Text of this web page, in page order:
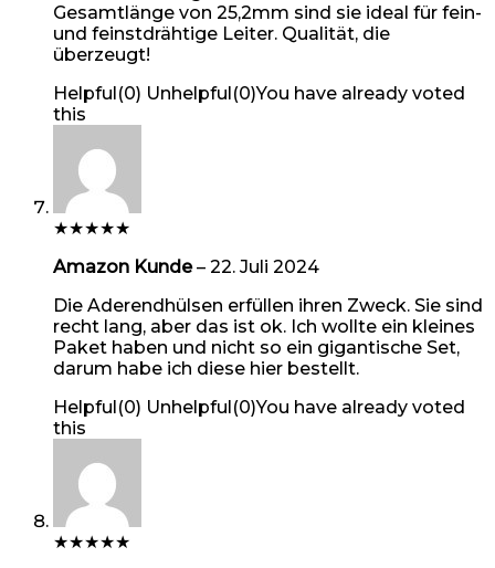
Gesamtlänge von 25,2mm sind sie ideal für fein-
und feinstdrähtige Leiter. Qualität, die
überzeugt!
Helpful(0) Unhelpful(0)You have already voted
this
★★★★★
Amazon Kunde– 22. Juli 2024
Die Aderendhülsen erfüllen ihren Zweck. Sie sind
recht lang, aber das ist ok. Ich wollte ein kleines
Paket haben und nicht so ein gigantische Set,
darum habe ich diese hier bestellt.
Helpful(0) Unhelpful(0)You have already voted
this
★★★★★